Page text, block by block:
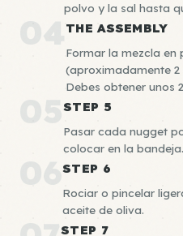
polvo y la sal hasta
04THE ASSEMBLY
Formar la mezcla en
(aproximadamente
Debes obtener unos
05STEP 5
Pasar cada nugget
colocar en la bandeja.
06STEP 6
Rociar o pincelar
aceite de oliva.
STEP 7